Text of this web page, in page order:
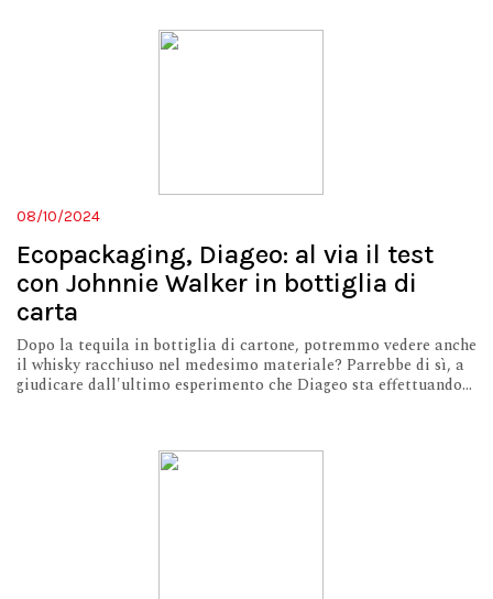
08/10/2024
Ecopackaging, Diageo: al via il test
con Johnnie Walker in bottiglia di
carta
Dopo la tequila in bottiglia di cartone, potremmo vedere anche
il whisky racchiuso nel medesimo materiale? Parrebbe di sì, a
giudicare dall'ultimo esperimento che Diageo sta effettuando...